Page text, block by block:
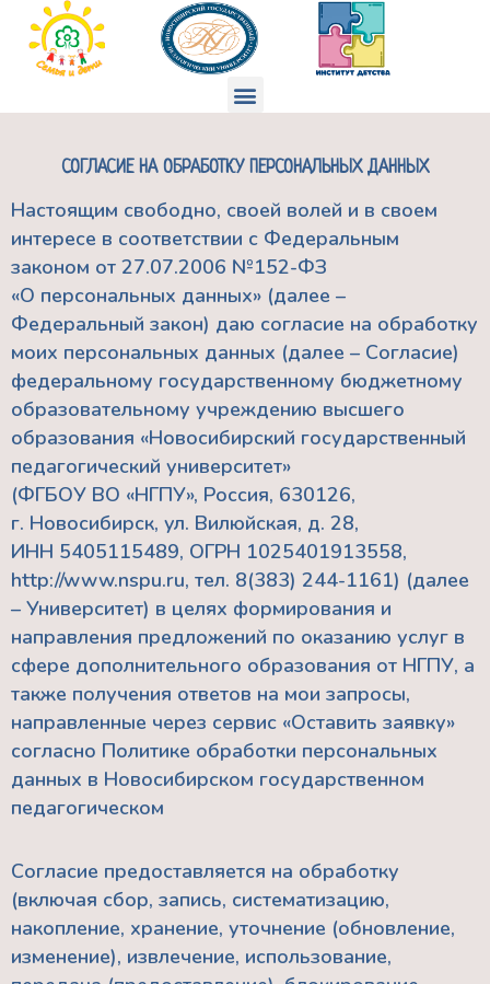
Перейти
содержимому
Меню
СОГЛАСИЕ НА ОБРАБОТКУ ПЕРСОНАЛЬНЫХ ДАННЫХ
Настоящим свободно, своей волей и в своем
интересе в соответствии с Федеральным
законом от 27.07.2006 №152-ФЗ
«О персональных данных» (далее –
Федеральный закон) даю согласие на обработку
моих персональных данных (далее – Согласие)
федеральному государственному бюджетному
образовательному учреждению высшего
образования «Новосибирский государственный
педагогический университет»
(ФГБОУ ВО «НГПУ», Россия, 630126,
г. Новосибирск, ул. Вилюйская, д. 28,
ИНН 5405115489, ОГРН 1025401913558,
http://www.nspu.ru, тел. 8(383) 244-1161) (далее
– Университет) в целях формирования и
направления предложений по оказанию услуг в
сфере дополнительного образования от НГПУ, а
также получения ответов на мои запросы,
направленные через сервис «Оставить заявку»
согласно Политике обработки персональных
данных в Новосибирском государственном
педагогическом
Согласие предоставляется на обработку
(включая сбор, запись, систематизацию,
накопление, хранение, уточнение (обновление,
изменение), извлечение, использование,